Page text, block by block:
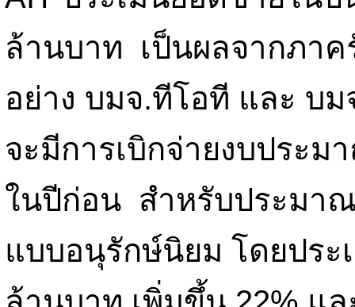
ล้านบาท เป็นผลจากภาค
อย่าง บมจ.ทีโอที และ บ
จะมีการเบิกจ่ายงบประ
ในปีก่อน สำหรับประมาณ
แบบอนุรักษ์นิยม โดยประ